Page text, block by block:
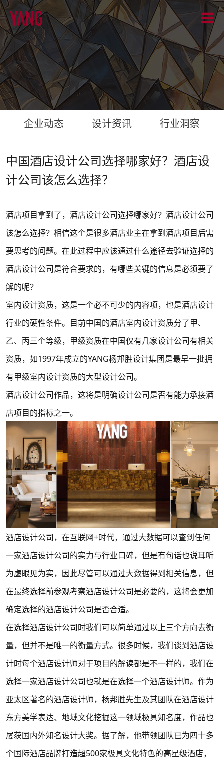
企业动态 设计资讯 行业洞察
中国酒店设计公司选择哪家好？酒店设
计公司该怎么选择？
酒店项目拿到了，酒店设计公司选择哪家好？酒店设计公司
该怎么选择？相信这个是很多酒店业主在拿到酒店项目后需
要思考的问题。在此过程中应该通过什么途径去验证选择的
酒店设计公司是符合要求的，有哪些关键的信息是必须要了
解的呢？
室内设计资质，这是一个必不可少的内容项，也是酒店设计
行业的硬性条件。目前中国的酒店室内设计资质分了甲、
乙、丙三个等级，甲级资质在中国仅有几家设计公司有相关
资质，如1997年成立的YANG杨邦胜设计集团是最早一批拥
有甲级室内设计资质的大型设计公司。
酒店设计公司作品，这将是明确设计公司是否有能力承接酒
店项目的指标之一。
酒店设计公司，在互联网+时代，通过大数据可以查到任何
一家酒店设计公司的实力与行业口碑，但是有句话也说耳听
为虚眼见为实，因此尽管可以通过大数据得到相关信息，但
在最终选择前参观考察酒店设计公司是必要的，这将会更加
确定选择的酒店设计公司是否合适。
在选择酒店设计公司时我们可以简单通过以上三个方向去衡
量，但并不是唯一的衡量方式。很多时候，我们谈到酒店设
计时每个酒店设计师对于项目的解读都是不一样的，我们在
选择一家酒店设计公司也就是在选择一个酒店设计师。作为
亚太区著名的酒店设计师，杨邦胜先生及其团队在酒店设计
东方美学表达、地域文化挖掘这一领域极具知名度，作品也
屡获国内外知名设计大奖。据了解，他带领团队已为四十多
个国际酒店品牌打造超500家极具文化特色的高星级酒店，